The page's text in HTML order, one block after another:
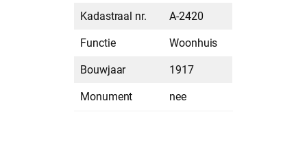
Kadastraal nr. A-2420
Functie Woonhuis
Bouwjaar 1917
Monument nee